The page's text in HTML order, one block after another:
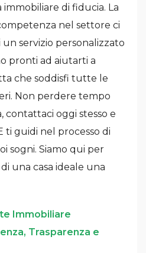
immobiliare di fiducia. La
nel settore ci
servizio personalizzato
pronti ad aiutarti a
che soddisfi tutte le
Non perdere tempo
contattaci oggi stesso e
ti guidi nel processo di
sogni. Siamo qui per
una casa ideale una
Immobiliare
Trasparenza e